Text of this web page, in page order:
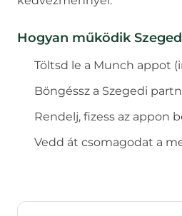
Hogyan működik
Töltsd le a Munch appot
Böngéssz a Szegedi
Rendelj, fizess az appon
Vedd át csomagodat a